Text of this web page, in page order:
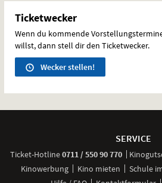
Ticketwecker
Wenn du kommende
willst, dann stell dir den Ticketwecker.
Wecker stellen!
SERVICE
Ticket-Hotline0711 / 550 90 770anrufen
Kinowerbung
Kino mieten Schule